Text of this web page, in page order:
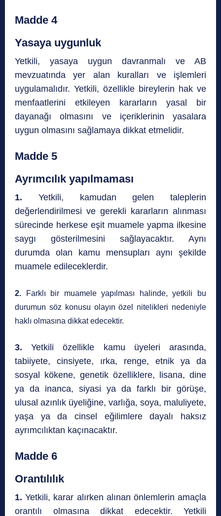
Madde 4
Yasaya uygunluk
Yetkili, yasaya uygun davranmalı ve AB
mevzuatında yer alan kuralları ve işlemleri
uygulamalıdır. Yetkili, özellikle bireylerin hak ve
menfaatlerini etkileyen kararların yasal bir
dayanağı olmasını ve içeriklerinin yasalara
uygun olmasını sağlamaya dikkat etmelidir.
Madde 5
Ayrımcılık yapılmaması
1. Yetkili, kamudan gelen taleplerin
değerlendirilmesi ve gerekli kararların alınması
sürecinde herkese eşit muamele yapma ilkesine
saygı gösterilmesini sağlayacaktır. Aynı
durumda olan kamu mensupları aynı şekilde
muamele edileceklerdir.
2. Farklı bir muamele yapılması halinde, yetkili bu
durumun söz konusu olayın özel nitelikleri nedeniyle
haklı olmasına dikkat edecektir.
3. Yetkili özellikle kamu üyeleri arasında,
tabiiyete, cinsiyete, ırka, renge, etnik ya da
sosyal kökene, genetik özelliklere, lisana, dine
ya da inanca, siyasi ya da farklı bir görüşe,
ulusal azınlık üyeliğine, varlığa, soya, maluliyete,
yaşa ya da cinsel eğilimlere dayalı haksız
ayrımcılıktan kaçınacaktır.
Madde 6
Orantılılık
1. Yetkili, karar alırken alınan önlemlerin amaçla
orantılı olmasına dikkat edecektir. Yetkili